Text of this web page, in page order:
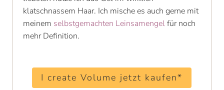
klatschnassem Haar. Ich mische es auch gerne mit
meinem selbstgemachten Leinsamengelfür noch
mehr Definition.
I create Volume jetzt kaufen*